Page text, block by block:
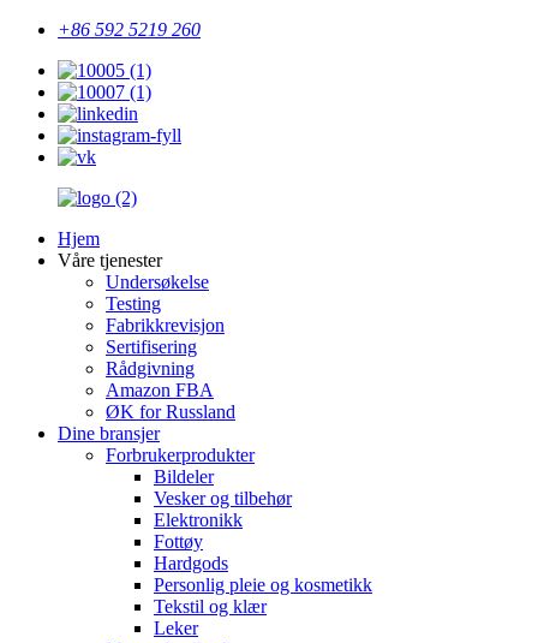
+86 592 5219 260
Hjem
Våre tjenester
Undersøkelse
Testing
Fabrikkrevisjon
Sertifisering
Rådgivning
Amazon FBA
ØK for Russland
Dine bransjer
Forbrukerprodukter
Bildeler
Vesker og tilbehør
Elektronikk
Fottøy
Hardgods
Personlig pleie og kosmetikk
Tekstil og klær
Leker